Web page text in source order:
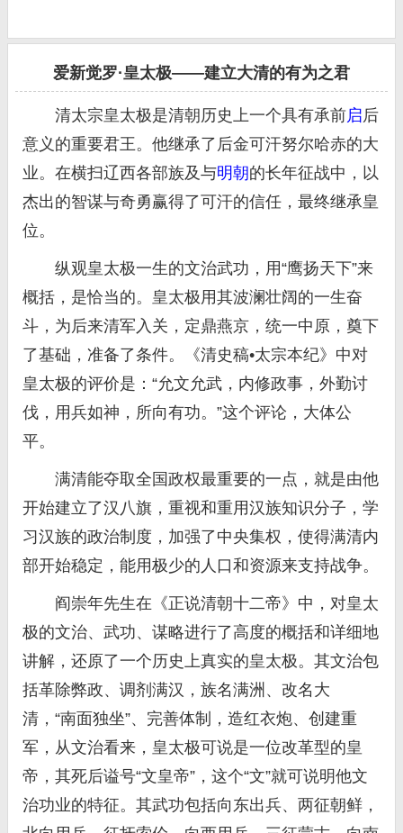
爱新觉罗·皇太极——建立大清的有为之君
清太宗皇太极是清朝历史上一个具有承前启后
意义的重要君王。他继承了后金可汗努尔哈赤的大
业。在横扫辽西各部族及与明朝的长年征战中，以
杰出的智谋与奇勇赢得了可汗的信任，最终继承皇
位。
纵观皇太极一生的文治武功，用“鹰扬天下”来
概括，是恰当的。皇太极用其波澜壮阔的一生奋
斗，为后来清军入关，定鼎燕京，统一中原，奠下
了基础，准备了条件。《清史稿•太宗本纪》中对
皇太极的评价是：“允文允武，内修政事，外勤讨
伐，用兵如神，所向有功。”这个评论，大体公
平。
满清能夺取全国政权最重要的一点，就是由他
开始建立了汉八旗，重视和重用汉族知识分子，学
习汉族的政治制度，加强了中央集权，使得满清内
部开始稳定，能用极少的人口和资源来支持战争。
阎崇年先生在《正说清朝十二帝》中，对皇太
极的文治、武功、谋略进行了高度的概括和详细地
讲解，还原了一个历史上真实的皇太极。其文治包
括革除弊政、调剂满汉，族名满洲、改名大
清，“南面独坐”、完善体制，造红衣炮、创建重
军，从文治看来，皇太极可说是一位改革型的皇
帝，其死后谥号“文皇帝”，这个“文”就可说明他文
治功业的特征。其武功包括向东出兵、两征朝鲜，